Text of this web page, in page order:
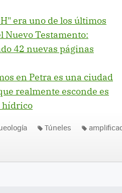
era uno de los últimos
Nuevo Testamento:
42 nuevas páginas
en Petra es una ciudad
realmente esconde es
hídrico
Túneles